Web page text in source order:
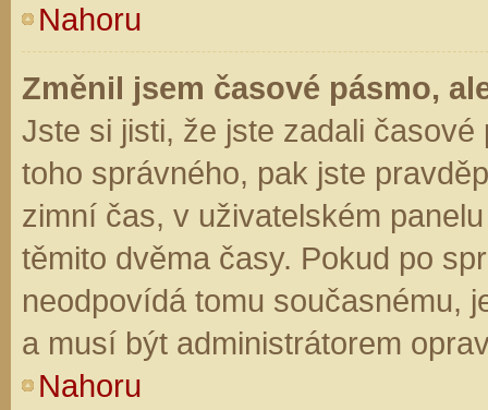
Nahoru
Změnil jsem časové pásmo,
Jste si jisti, že jste zadali
toho správného, pak jste
zimní čas, v uživatelském
těmito dvěma časy. Pokud po
neodpovídá tomu současnému,
a musí být administrátorem
Nahoru